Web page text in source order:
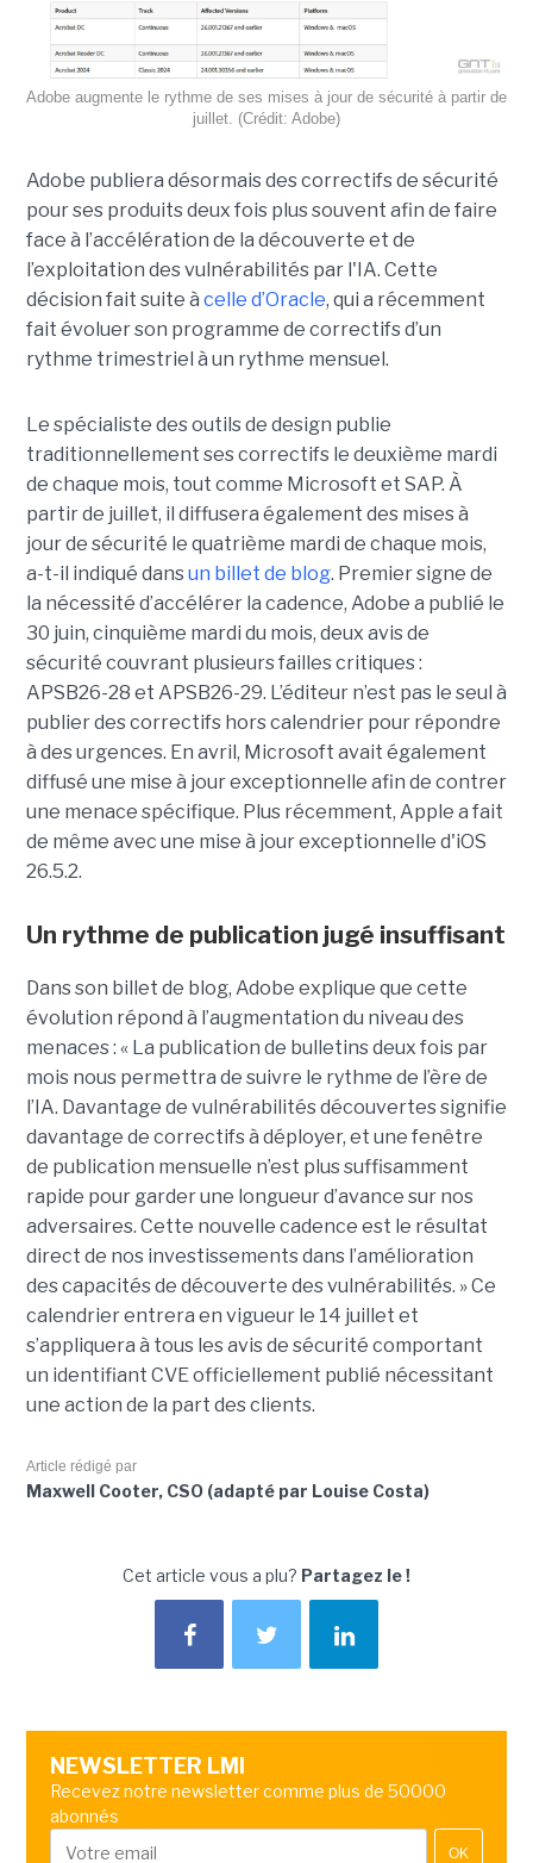
Adobe augmente le rythme de ses mises à jour de sécurité à partir de
juillet. (Crédit: Adobe)
Adobe publiera désormais des correctifs de sécurité
pour ses produits deux fois plus souvent afin de faire
face à l’accélération de la découverte et de
l’exploitation des vulnérabilités par l'IA. Cette
décision fait suite à celle d’Oracle, qui a récemment
fait évoluer son programme de correctifs d’un
rythme trimestriel à un rythme mensuel.
Le spécialiste des outils de design publie
traditionnellement ses correctifs le deuxième mardi
de chaque mois, tout comme Microsoft et SAP. À
partir de juillet, il diffusera également des mises à
jour de sécurité le quatrième mardi de chaque mois,
a-t-il indiqué dansun billet de blog. Premier signe de
la nécessité d’accélérer la cadence, Adobe a publié le
30 juin, cinquième mardi du mois, deux avis de
sécurité couvrant plusieurs failles critiques :
APSB26-28 et APSB26-29. L’éditeur n’est pas le seul à
publier des correctifs hors calendrier pour répondre
à des urgences. En avril, Microsoft avait également
diffusé une mise à jour exceptionnelle afin de contrer
une menace spécifique. Plus récemment, Apple a fait
de même avec une mise à jour exceptionnelle d'iOS
26.5.2.
Un rythme de publication jugé insuffisant
Dans son billet de blog, Adobe explique que cette
évolution répond à l’augmentation du niveau des
menaces : « La publication de bulletins deux fois par
mois nous permettra de suivre le rythme de l’ère de
l’IA. Davantage de vulnérabilités découvertes signifie
davantage de correctifs à déployer, et une fenêtre
de publication mensuelle n’est plus suffisamment
rapide pour garder une longueur d’avance sur nos
adversaires. Cette nouvelle cadence est le résultat
direct de nos investissements dans l’amélioration
des capacités de découverte des vulnérabilités. » Ce
calendrier entrera en vigueur le 14 juillet et
s’appliquera à tous les avis de sécurité comportant
un identifiant CVE officiellement publié nécessitant
une action de la part des clients.
Article rédigé par
Maxwell Cooter, CSO (adapté par Louise Costa)
Cet article vous a plu? Partagez le !
NEWSLETTER LMI
Recevez notre newsletter comme plus de 50000
abonnés
OK